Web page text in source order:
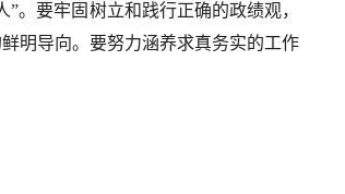
。要牢固树立和践行正确的政绩观，
明导向。要努力涵养求真务实的工作